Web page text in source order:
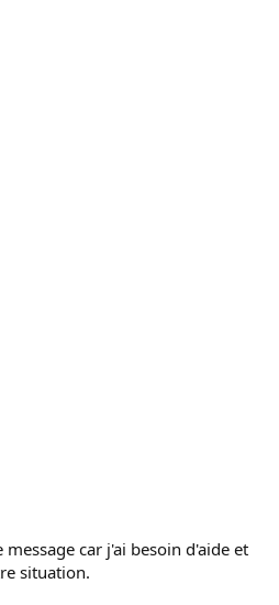
message car j'ai besoin d'aide et
situation.